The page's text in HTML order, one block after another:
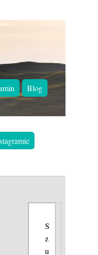
Blog
S
z
u